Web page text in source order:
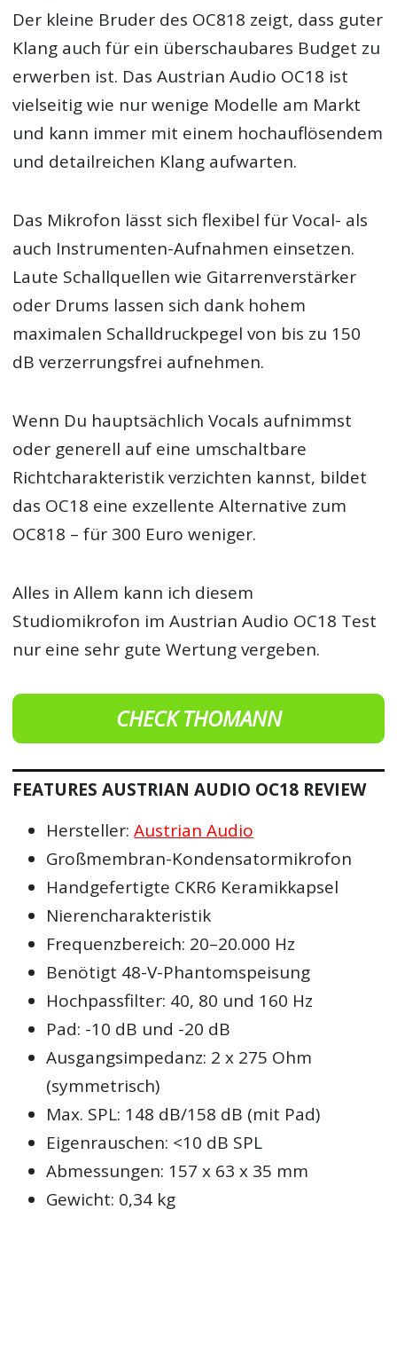
Der kleine Bruder des OC818 zeigt, dass guter
Klang auch für ein überschaubares Budget zu
erwerben ist. Das Austrian Audio OC18 ist
vielseitig wie nur wenige Modelle am Markt
und kann immer mit einem hochauflösendem
und detailreichen Klang aufwarten.
Das Mikrofon lässt sich flexibel für Vocal- als
auch Instrumenten-Aufnahmen einsetzen.
Laute Schallquellen wie Gitarrenverstärker
oder Drums lassen sich dank hohem
maximalen Schalldruckpegel von bis zu 150
dB verzerrungsfrei aufnehmen.
Wenn Du hauptsächlich Vocals aufnimmst
oder generell auf eine umschaltbare
Richtcharakteristik verzichten kannst, bildet
das OC18 eine exzellente Alternative zum
OC818 – für 300 Euro weniger.
Alles in Allem kann ich diesem
Studiomikrofon im Austrian Audio OC18 Test
nur eine sehr gute Wertung vergeben.
CHECK THOMANN
FEATURES AUSTRIAN AUDIO OC18 REVIEW
Hersteller:Austrian Audio
Großmembran-Kondensatormikrofon
Handgefertigte CKR6 Keramikkapsel
Nierencharakteristik
Frequenzbereich: 20–20.000 Hz
Benötigt 48-V-Phantomspeisung
Hochpassfilter: 40, 80 und 160 Hz
Pad: -10 dB und -20 dB
Ausgangsimpedanz: 2 x 275 Ohm
(symmetrisch)
Max. SPL: 148 dB/158 dB (mit Pad)
Eigenrauschen: <10 dB SPL
Abmessungen: 157 x 63 x 35 mm
Gewicht: 0,34 kg